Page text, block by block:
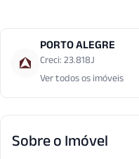
PORTO ALEGRE
Creci: 23.818J
Ver todos os imóveis
Sobre o Imóvel